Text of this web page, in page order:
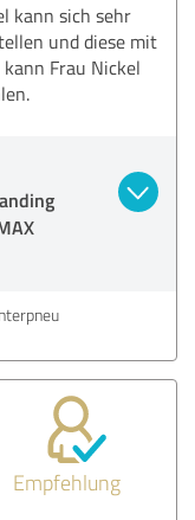
kann sich sehr
und diese mit
Frau Nickel
Empfehlung